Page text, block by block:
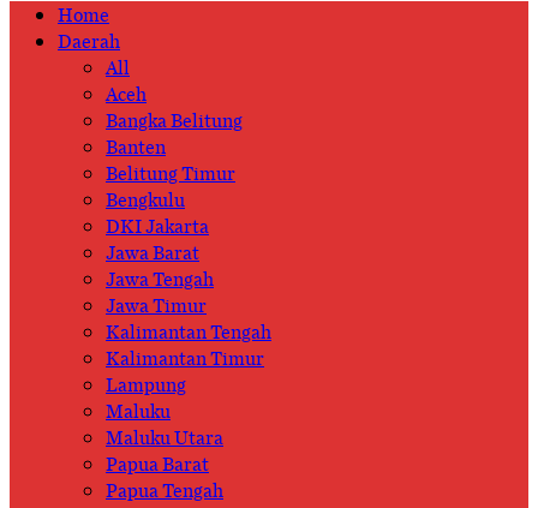
Home
Daerah
All
Aceh
Bangka Belitung
Banten
Belitung Timur
Bengkulu
DKI Jakarta
Jawa Barat
Jawa Tengah
Jawa Timur
Kalimantan Tengah
Kalimantan Timur
Lampung
Maluku
Maluku Utara
Papua Barat
Papua Tengah